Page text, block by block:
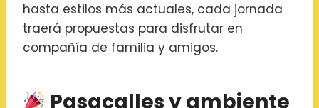
hasta estilos más actuales, cada jornada
traerá propuestas para disfrutar en
compañía de familia y amigos.
Pasacalles y ambiente